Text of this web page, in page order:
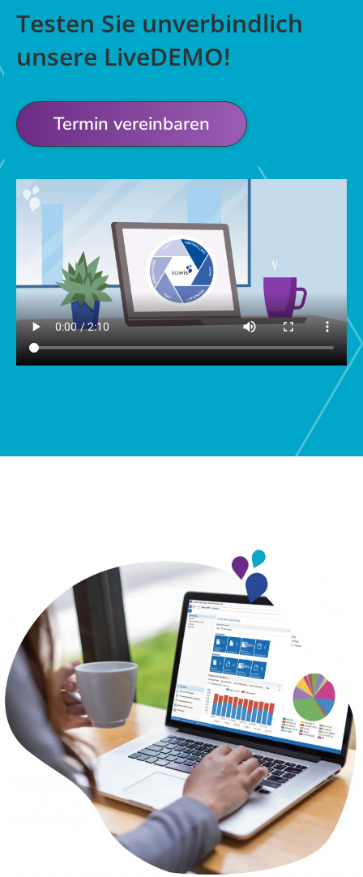
Testen Sie unverbindlich
unsere LiveDEMO!
Termin vereinbaren